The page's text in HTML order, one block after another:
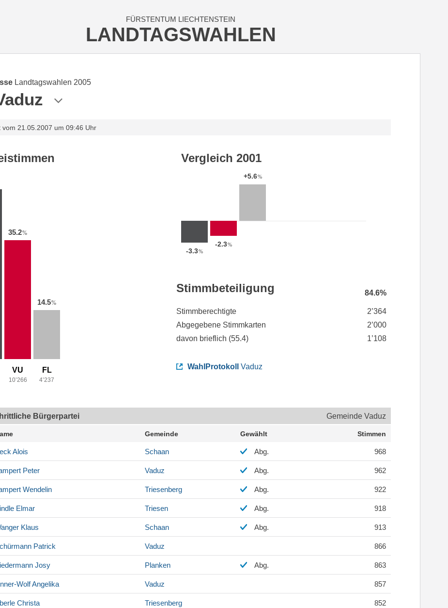
FÜRSTENTUM LIECHTENSTEIN
LANDTAGSWAHLEN
Landtagswahlen 2005
vom 21.05.2007 um 09:46 Uhr
35.2%
VU
10’266
14.5%
FL
4’237
Vergleich 2001
-3.3%
-2.3%
+5.6%
Stimmbeteiligung 84.6%
Stimmberechtigte
2’364
Abgegebene Stimmkarten
2’000
davon brieflich (55.4) 1’108
WahlProtokoll Vaduz
Bürgerpartei Gemeinde Vaduz
Gemeinde Gewählt Stimmen
Alois Schaan Abg. 968
Peter Vaduz Abg. 962
Wendelin Triesenberg Abg. 922
Elmar Triesen Abg. 918
Klaus Schaan Abg. 913
Patrick Vaduz 866
Josy Planken Abg. 863
WolfAngelika Vaduz 857
Christa Triesenberg 852